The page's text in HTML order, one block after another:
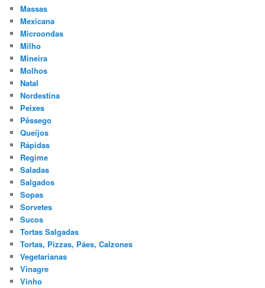
Massas
Mexicana
Microondas
Milho
Mineira
Molhos
Natal
Nordestina
Peixes
Pêssego
Queijos
Rápidas
Regime
Saladas
Salgados
Sopas
Sorvetes
Sucos
Tortas Salgadas
Tortas, Pizzas, Pães, Calzones
Vegetarianas
Vinagre
Vinho